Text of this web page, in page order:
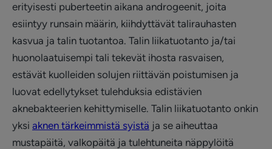
erityisesti puberteetin aikana androgeenit, joita
esiintyy runsain määrin, kiihdyttävät talirauhasten
kasvua ja talin tuotantoa. Talin liikatuotanto ja/tai
huonolaatuisempi tali tekevät ihosta rasvaisen,
estävät kuolleiden solujen riittävän poistumisen ja
luovat edellytykset tulehduksia edistävien
aknebakteerien kehittymiselle. Talin liikatuotanto onkin
yksi aknen tärkeimmistä syistä ja se aiheuttaa
mustapäitä, valkopäitä ja tulehtuneita näppylöitä